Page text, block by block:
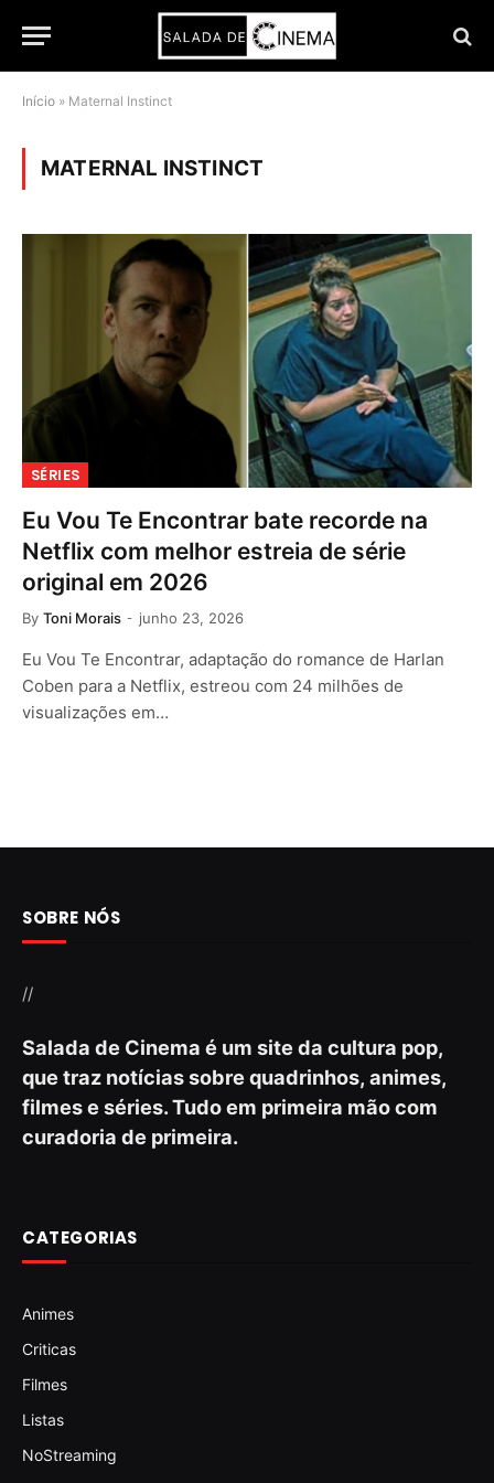
Início » Maternal Instinct
MATERNAL INSTINCT
SÉRIES
Eu Vou Te Encontrar bate recorde na
Netflix com melhor estreia de série
original em 2026
By Toni Morais junho 23, 2026
Eu Vou Te Encontrar, adaptação do romance de Harlan
Coben para a Netflix, estreou com 24 milhões de
visualizações em…
SOBRE NÓS
//
Salada de Cinema é um site da cultura pop,
que traz notícias sobre quadrinhos, animes,
filmes e séries. Tudo em primeira mão com
curadoria de primeira.
CATEGORIAS
Animes
Criticas
Filmes
Listas
NoStreaming